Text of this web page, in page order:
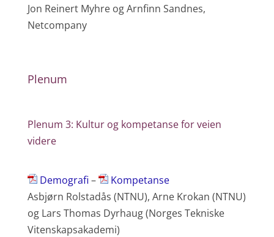
Jon Reinert Myhre og Arnfinn Sandnes,
Netcompany
Plenum
Plenum 3: Kultur og kompetanse for veien
videre
Demografi –
Kompetanse
Asbjørn Rolstadås (NTNU), Arne Krokan (NTNU)
og Lars Thomas Dyrhaug (Norges Tekniske
Vitenskapsakademi)